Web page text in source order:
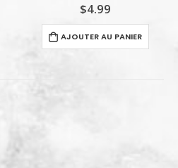
$3.99
AJOUTER AU PANIER